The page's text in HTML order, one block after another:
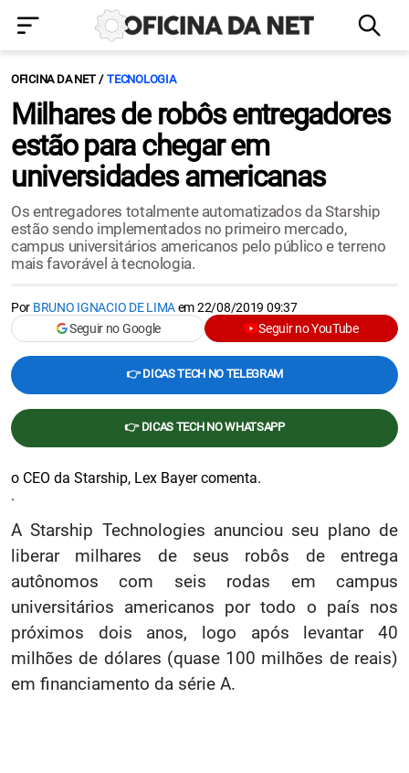
OFICINA DA NET TECNOLOGIA
Milhares de robôs entregadores
estão para chegar em
universidades americanas
Os entregadores totalmente automatizados da Starship
estão sendo implementados no primeiro mercado,
campus universitários americanos pelo público e terreno
mais favorável à tecnologia.
Por BRUNO IGNACIO DE LIMAem22/08/2019 09:37
Seguir no Google
Seguir no YouTube
👉 DICAS TECH NO TELEGRAM
👉 DICAS TECH NO WHATSAPP
A Starship Technologies anunciou seu plano de
liberar milhares de seus robôs de entrega
autônomos com seis rodas em campus
universitários americanos por todo o país nos
próximos dois anos, logo após levantar 40
milhões de dólares (quase 100 milhões de reais)
em financiamento da série A.
o CEO da Starship, Lex Bayer comenta.
.